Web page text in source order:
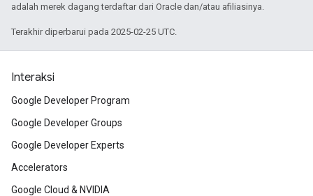
adalah merek dagang terdaftar dari Oracle dan/atau afiliasinya.
Terakhir diperbarui pada 2025-02-25 UTC.
Interaksi
Google Developer Program
Google Developer Groups
Google Developer Experts
Accelerators
Google Cloud & NVIDIA